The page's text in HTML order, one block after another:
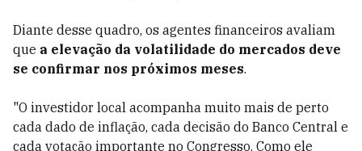
Diante desse quadro, os agentes financeiros avaliam
que a elevação da volatilidade do mercados deve
se confirmar nos próximos meses.
"O investidor local acompanha muito mais de perto
cada dado de inflação, cada decisão do Banco Central e
cada votação importante no Congresso. Como ele